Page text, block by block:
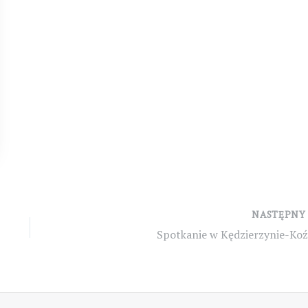
NASTĘPNY
Spotkanie w Kędzierzynie-